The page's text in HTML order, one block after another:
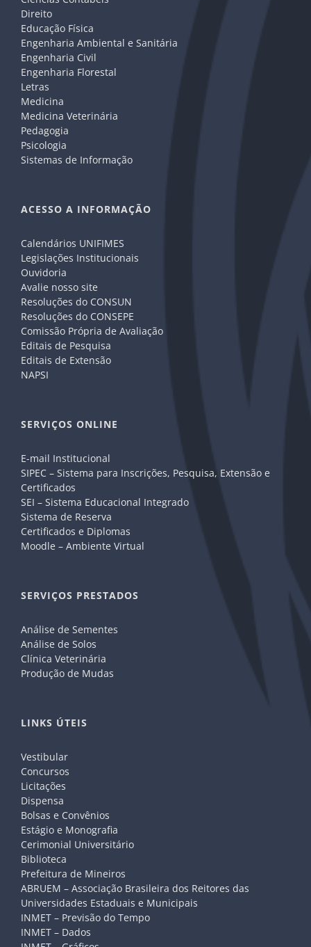
Direito
Educação Física
Engenharia Ambiental e Sanitária
Engenharia Civil
Engenharia Florestal
Letras
Medicina
Medicina Veterinária
Pedagogia
Psicologia
Sistemas de Informação
ACESSO A INFORMAÇÃO
Calendários UNIFIMES
Legislações Institucionais
Ouvidoria
Avalie nosso site
Resoluções do CONSUN
Resoluções do CONSEPE
Comissão Própria de Avaliação
Editais de Pesquisa
Editais de Extensão
NAPSI
SERVIÇOS ONLINE
E-mail Institucional
SIPEC – Sistema para Inscrições, Pesquisa, Extensão e
Certificados
SEI – Sistema Educacional Integrado
Sistema de Reserva
Certificados e Diplomas
Moodle – Ambiente Virtual
SERVIÇOS PRESTADOS
Análise de Sementes
Análise de Solos
Clínica Veterinária
Produção de Mudas
LINKS ÚTEIS
Vestibular
Concursos
Licitações
Dispensa
Bolsas e Convênios
Estágio e Monografia
Cerimonial Universitário
Biblioteca
Prefeitura de Mineiros
ABRUEM – Associação Brasileira dos Reitores das
Universidades Estaduais e Municipais
INMET – Previsão do Tempo
INMET – Dados